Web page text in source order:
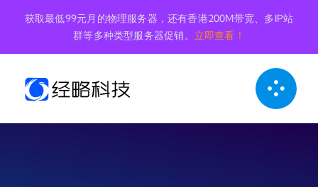
内
获取最低99元月的物理服务器，还有香港200M带宽、多IP站
群等多种类型服务器促销。 立即查看！